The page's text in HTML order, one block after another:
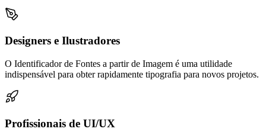
Designers e Ilustradores
O Identificador de Fontes a partir de Imagem é uma utilidade
indispensável para obter rapidamente tipografia para novos projetos.
Profissionais de UI/UX